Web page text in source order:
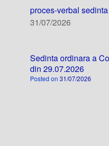
proces-verbal
31/07/2026
Sedinta ordinara a
din 29.07.2026
Posted on31/07/2026